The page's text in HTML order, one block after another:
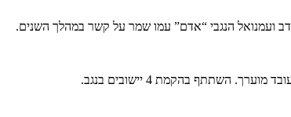
בהקמת 4 יישובים בנגב.